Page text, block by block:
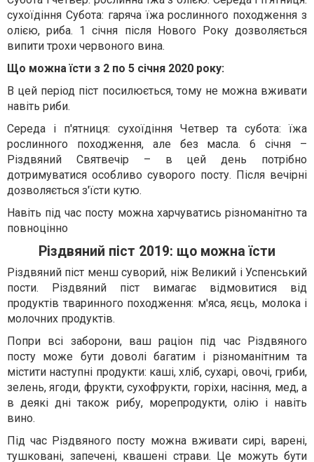
сухоїдіння Субота: гаряча їжа рослинного походження з
олією, риба. 1 січня після Нового Року дозволяється
випити трохи червоного вина.
Що можна їсти з 2 по 5 січня 2020 року:
В цей період піст посилюється, тому не можна вживати
навіть риби.
Середа і п'ятниця: сухоїдіння Четвер та субота: їжа
рослинного походження, але без масла. 6 січня –
Різдвяний Святвечір – в цей день потрібно
дотримуватися особливо суворого посту. Після вечірні
дозволяється з'їсти кутю.
Навіть під час посту можна харчуватись різноманітно та
повноцінно
Різдвяний піст 2019: що можна їсти
Різдвяний піст менш суворий, ніж Великий і Успенський
пости. Різдвяний піст вимагає відмовитися від
продуктів тваринного походження: м'яса, яєць, молока і
молочних продуктів.
Попри всі заборони, ваш раціон під час Різдвяного
посту може бути доволі багатим і різноманітним та
містити наступні продукти: каші, хліб, сухарі, овочі, гриби,
зелень, ягоди, фрукти, сухофрукти, горіхи, насіння, мед, а
в деякі дні також рибу, морепродукти, олію і навіть
вино.
Під час Різдвяного посту можна вживати сирі, варені,
тушковані, запечені, квашені страви. Це можуть бути